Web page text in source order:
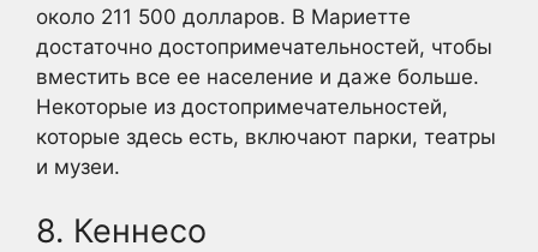
около 211 500 долларов. В Мариетте
достаточно достопримечательностей, чтобы
вместить все ее население и даже больше.
Некоторые из достопримечательностей,
которые здесь есть, включают парки, театры
и музеи.
8. Кеннесо